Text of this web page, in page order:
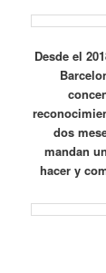
Desde el
dos
mandan
hacer y